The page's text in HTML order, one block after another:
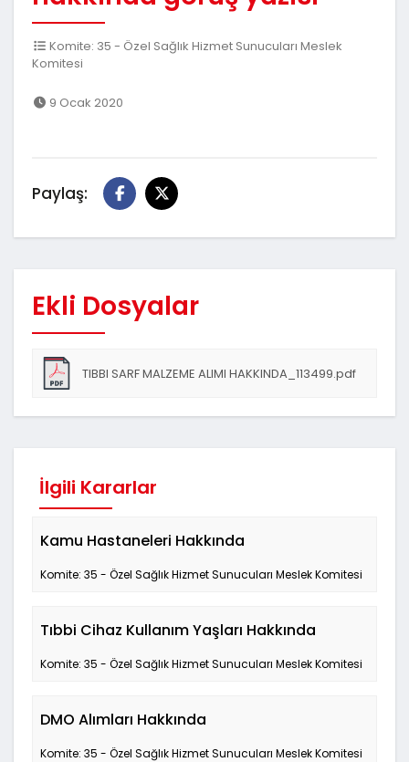
Komite: 35 - Özel Sağlık Hizmet Sunucuları Meslek
Komitesi
9 Ocak 2020
Paylaş:
Ekli Dosyalar
TIBBI SARF MALZEME ALIMI HAKKINDA_113499.pdf
İlgili Kararlar
Kamu Hastaneleri Hakkında
Komite: 35 - Özel Sağlık Hizmet Sunucuları Meslek Komitesi
Tıbbi Cihaz Kullanım Yaşları Hakkında
Komite: 35 - Özel Sağlık Hizmet Sunucuları Meslek Komitesi
DMO Alımları Hakkında
Komite: 35 - Özel Sağlık Hizmet Sunucuları Meslek Komitesi